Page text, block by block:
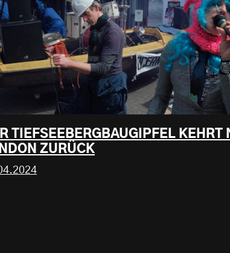
TIEFSEEBERGBAUGIPFEL KEHRT
ZURÜCK